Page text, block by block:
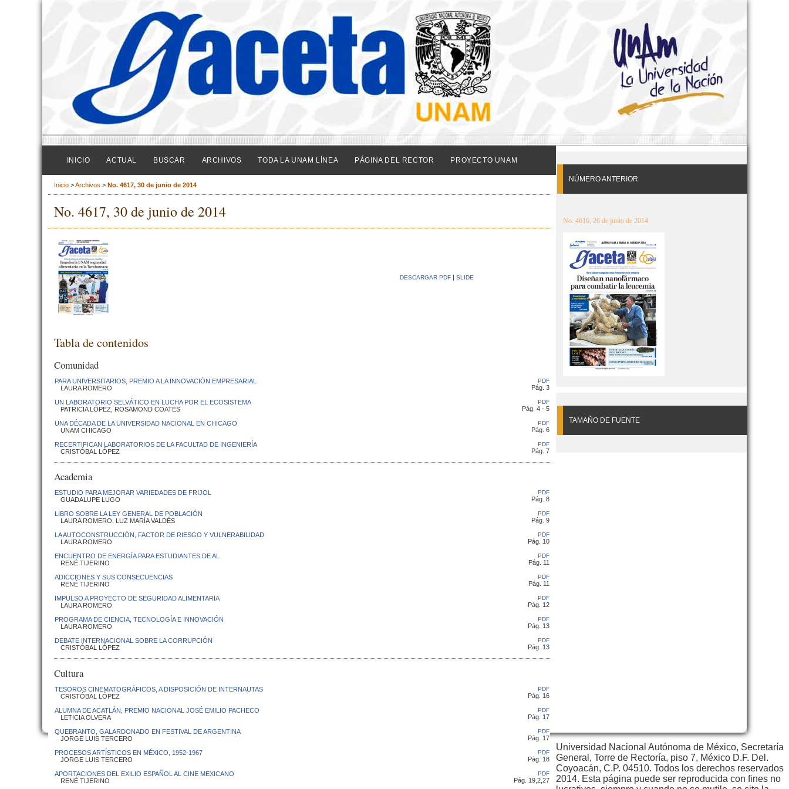
NÚMERO ANTERIOR
No. 4616, 26 de junio de 2014
TAMAÑO DE FUENTE
INICIO ACTUAL BUSCAR ARCHIVOS TODA LA UNAM LÍNEA PÁGINA DEL RECTOR PROYECTO UNAM
Inicio >Archivos > No. 4617, 30 de junio de 2014
No. 4617, 30 de junio de 2014
DESCARGAR PDF | SLIDE
Tabla de contenidos
Comunidad
PARA UNIVERSITARIOS, PREMIO A LA INNOVACIÓN EMPRESARIAL
LAURA ROMERO
PDF
Pág. 3
UN LABORATORIO SELVÁTICO EN LUCHA POR EL ECOSISTEMA
PATRICIA LÓPEZ, ROSAMOND COATES
PDF
Pág. 4 - 5
UNA DÉCADA DE LA UNIVERSIDAD NACIONAL EN CHICAGO
UNAM CHICAGO
PDF
Pág. 6
RECERTIFICAN LABORATORIOS DE LA FACULTAD DE INGENIERÍA
CRISTÓBAL LÓPEZ
PDF
Pág. 7
Academia
ESTUDIO PARA MEJORAR VARIEDADES DE FRIJOL
GUADALUPE LUGO
PDF
Pág. 8
LIBRO SOBRE LA LEY GENERAL DE POBLACIÓN
LAURA ROMERO, LUZ MARÍA VALDÉS
PDF
Pág. 9
LA AUTOCONSTRUCCIÓN, FACTOR DE RIESGO Y VULNERABILIDAD
LAURA ROMERO
PDF
Pág. 10
ENCUENTRO DE ENERGÍA PARA ESTUDIANTES DE AL
RENÉ TIJERINO
PDF
Pág. 11
ADICCIONES Y SUS CONSECUENCIAS
RENÉ TIJERINO
PDF
Pág. 11
IMPULSO A PROYECTO DE SEGURIDAD ALIMENTARIA
LAURA ROMERO
PDF
Pág. 12
PROGRAMA DE CIENCIA, TECNOLOGÍA E INNOVACIÓN
LAURA ROMERO
PDF
Pág. 13
DEBATE INTERNACIONAL SOBRE LA CORRUPCIÓN
CRISTÓBAL LÓPEZ
PDF
Pág. 13
Cultura
TESOROS CINEMATOGRÁFICOS, A DISPOSICIÓN DE INTERNAUTAS
CRISTÓBAL LÓPEZ
PDF
Pág. 16
ALUMNA DE ACATLÁN, PREMIO NACIONAL JOSÉ EMILIO PACHECO
LETICIA OLVERA
PDF
Pág. 17
QUEBRANTO, GALARDONADO EN FESTIVAL DE ARGENTINA
JORGE LUIS TERCERO
PDF
Pág. 17
PROCESOS ARTÍSTICOS EN MÉXICO, 1952-1967
JORGE LUIS TERCERO
PDF
Pág. 18
APORTACIONES DEL EXILIO ESPAÑOL AL CINE MEXICANO
RENÉ TIJERINO
PDF
Pág. 19,2,27
Universidad Nacional Autónoma de México, Secretaría
General, Torre de Rectoría, piso 7, México D.F. Del.
Coyoacán, C.P. 04510. Todos los derechos reservados
2014. Esta página puede ser reproducida con fines no